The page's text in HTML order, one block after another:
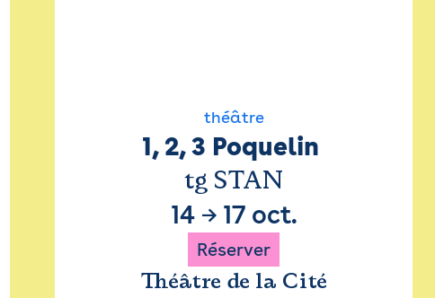
théâtre
1, 2, 3 Poquelin
tg STAN
14→ 17 oct.
Réserver
Théâtre de la Cité